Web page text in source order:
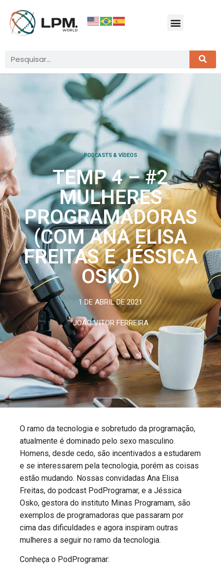
PODCASTS & VÍDEOS
TEMP 4 – #2
MULHERES
PROGRAMADORAS
(COM ANA ELISA
FREITAS E JÉSSICA
OSKO)
1 DE ABRIL DE 2021
JOAO VITOR FERREIRA
O ramo da tecnologia e sobretudo da programação,
atualmente é dominado pelo sexo masculino.
Homens, desde cedo, são incentivados a estudarem
e se interessarem pela tecnologia, porém as coisas
estão mudando. Nossas convidadas Ana Elisa
Freitas, do podcast PodProgramar, e a Jéssica
Osko, gestora do instituto Minas Programam, são
exemplos de programadoras que passaram por
cima das dificuldades e agora inspiram outras
mulheres a seguir no ramo da tecnologia.
Conheça o PodProgramar: